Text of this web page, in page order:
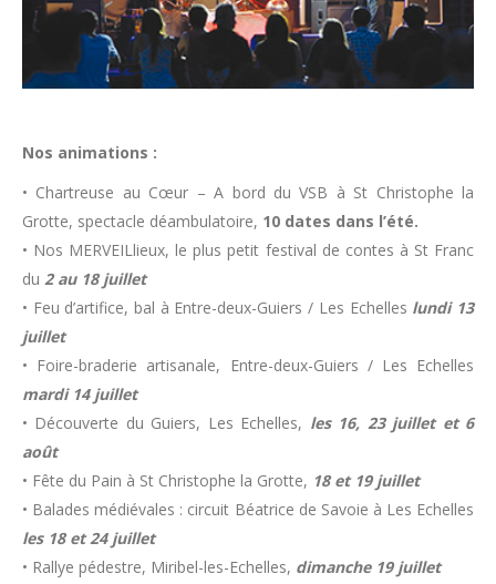
Nos animations :
• Chartreuse au Cœur – A bord du VSB à St Christophe la
Grotte, spectacle déambulatoire, 10 dates dans l’été.
• Nos MERVEILlieux, le plus petit festival de contes à St Franc
du 2 au 18 juillet
• Feu d’artifice, bal à Entre-deux-Guiers / Les Echelles lundi 13
juillet
• Foire-braderie artisanale, Entre-deux-Guiers / Les Echelles
mardi 14 juillet
• Découverte du Guiers, Les Echelles, les 16, 23 juillet et 6
août
• Fête du Pain à St Christophe la Grotte, 18 et 19 juillet
• Balades médiévales : circuit Béatrice de Savoie à Les Echelles
les 18 et 24 juillet
• Rallye pédestre, Miribel-les-Echelles, dimanche 19 juillet